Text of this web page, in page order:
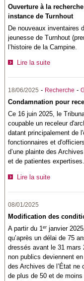
Ouverture à la
instance de Turnhout
De nouveaux inventaires
jeunesse de Turnhout
l’histoire de la Campine.
Lire la suite
18/06/2025 - Recherche -
Condamnation pour
Ce 16 juin 2025, le
coupable un receleur
datant principalement de
fonctionnaires et
d’une plainte des
et de patientes expertises.
Lire la suite
08/01/2025
Modification des
A partir du 1er janvier
qu’après un délai de 75
dressés avant le 31 mars
non publics deviennent
des Archives de l’État ne
de plus de 50 et de